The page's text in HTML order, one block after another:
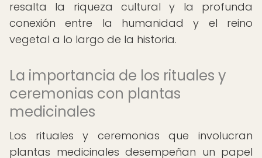
resalta la riqueza cultural y la profunda
conexión entre la humanidad y el reino
vegetal a lo largo de la historia.
La importancia de los rituales y
ceremonias con plantas
medicinales
Los rituales y ceremonias que involucran
plantas medicinales desempeñan un papel